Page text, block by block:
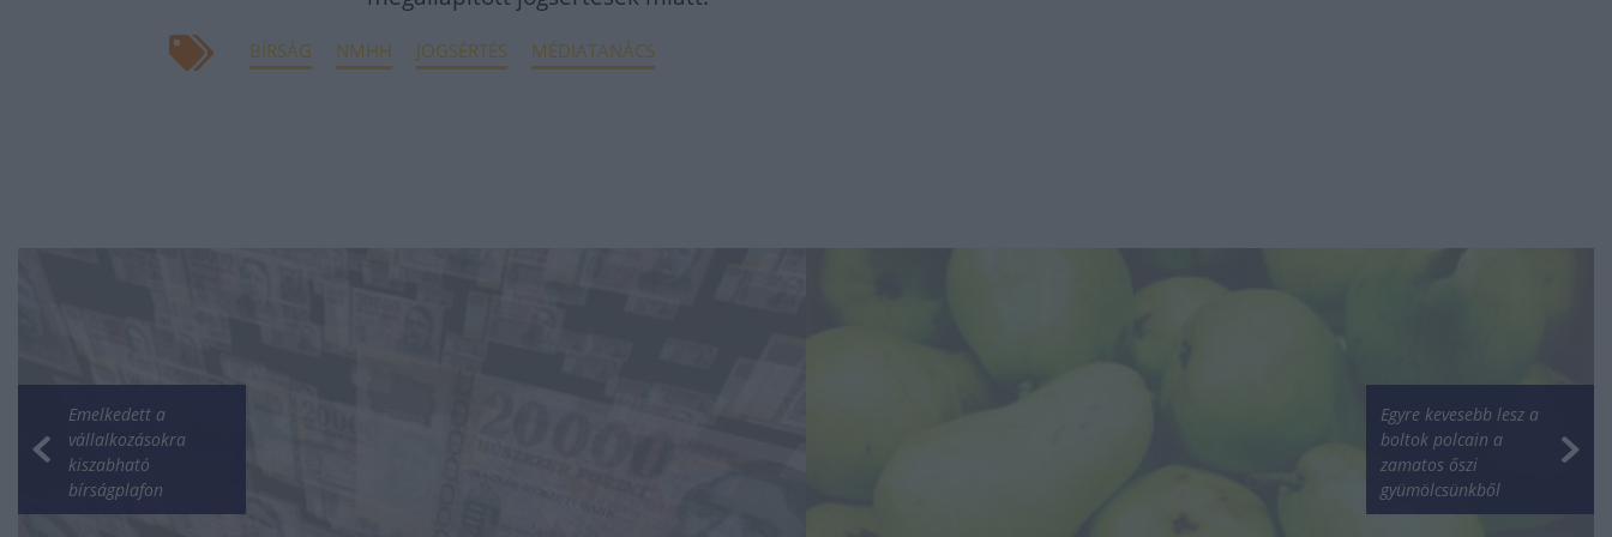
BÍRSÁG NMHH JOGSÉRTÉS MÉDIATANÁCS
Emelkedett a
vállalkozásokra
kiszabható
bírságplafon
Egyre kevesebb lesz a
boltok polcain a
zamatos őszi
gyümölcsünkből